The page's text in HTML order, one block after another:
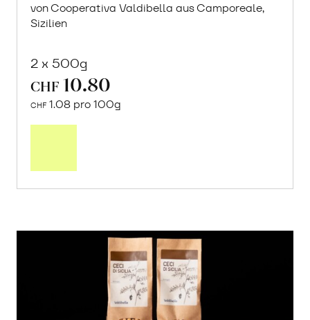
von Cooperativa Valdibella aus Camporeale,
Sizilien
2 x 500g
CHF 10.80
CHF 1.08 pro 100g